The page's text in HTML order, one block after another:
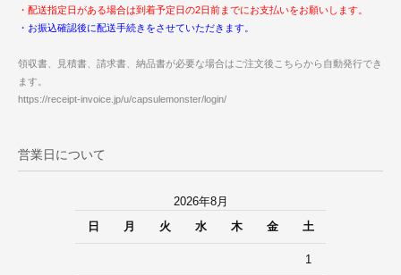
・配送指定日がある場合は到着予定日の2日前までにお支払いをお願いします。
・お振込確認後に配送手続きをさせていただきます。
領収書、見積書、請求書、納品書が必要な場合はご注文後こちらから自動発行でき
ます。
https://receipt-invoice.jp/u/capsulemonster/login/
営業日について
2026年8月
日
月 火 水 木 金 土
1